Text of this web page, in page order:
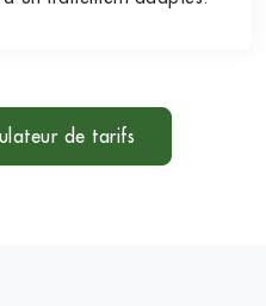
de tarifs